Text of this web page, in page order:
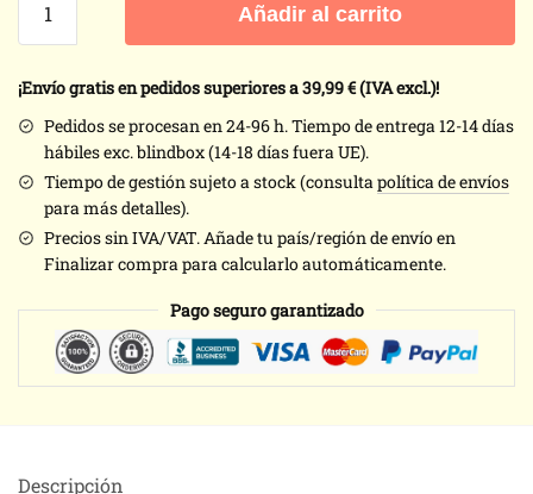
oficial
Labubu
The
Exciting
Macaron
POPMART
6
sorpresa
(tiempo
gestión:
días)
Añadir al carrito
¡Envío gratis en pedidos superiores a 39,99€ (IVA excl.)!
Pedidos se procesan en 24-96 h. Tiempo de entrega 12-14 días
hábiles exc. blindbox (14-18 días fuera UE).
Tiempo de gestión sujeto a stock (consulta política de envíos
para más detalles).
Precios sin IVA/VAT. Añade tu país/región de envío en
Finalizar compra para calcularlo automáticamente.
Pago seguro garantizado
Descripción